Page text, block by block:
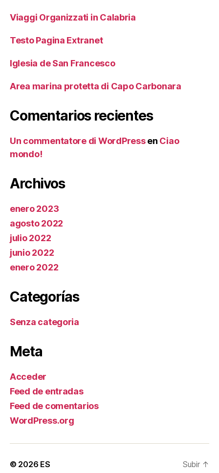
Viaggi Organizzati in Calabria
Testo Pagina Extranet
Iglesia de San Francesco
Area marina protetta di Capo Carbonara
Comentarios recientes
Un commentatore di WordPressen Ciao
mondo!
Archivos
enero 2023
agosto 2022
julio 2022
junio 2022
enero 2022
Categorías
Senza categoria
Meta
Acceder
Feed de entradas
Feed de comentarios
WordPress.org
© 2026 ES Subir ↑